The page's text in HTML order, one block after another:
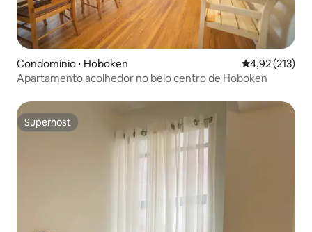
Condomínio ⋅ Hoboken 4,92 de uma
4,92 (213)
Apartamento acolhedor no belo centro de Hoboken
Superhost
Superhost